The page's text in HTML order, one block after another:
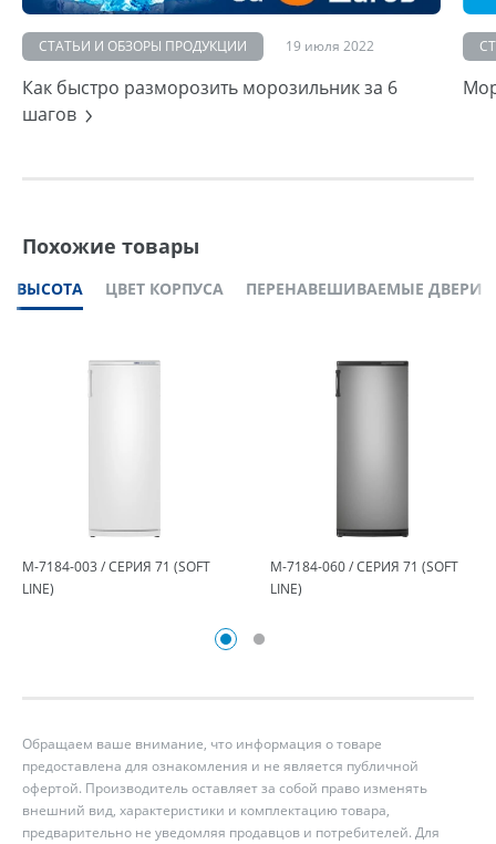
СТАТЬИ И ОБЗОРЫ ПРОДУКЦИИ 19 июля 2022
Как быстро разморозить морозильник за 6
шагов
Похожие товары
ВЫСОТА ЦВЕТ КОРПУСА ПЕРЕНАВЕШИВАЕМЫЕ ДВЕРИ
М-7184-003 / СЕРИЯ 71 (SOFT
LINE)
М-7184-060 / СЕРИЯ 71 (SOFT
LINE)
Обращаем ваше внимание, что информация о товаре
предоставлена для ознакомления и не является публичной
офертой. Производитель оставляет за собой право изменять
внешний вид, характеристики и комплектацию товара,
предварительно не уведомляя продавцов и потребителей. Для